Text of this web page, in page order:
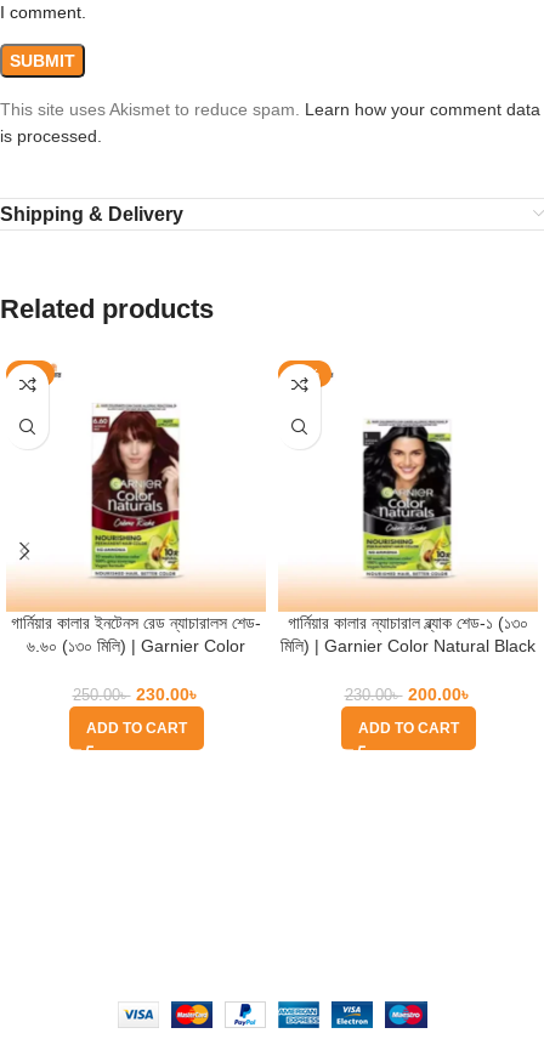
I comment.
This site uses Akismet to reduce spam. Learn how your comment data
is processed.
Shipping & Delivery
Related products
-8%
গার্নিয়ার কালার ইনটেনস রেড ন্যাচারালস শেড-
৬.৬০ (১৩০ মিলি) | Garnier Color
250.00৳ 230.00৳
ADD TO CART
-13%
গার্নিয়ার কালার ন্যাচারাল ব্ল্যাক শেড-১ (১৩০
মিলি) | Garnier Color Natural Black
230.00৳ 200.00৳
ADD TO CART